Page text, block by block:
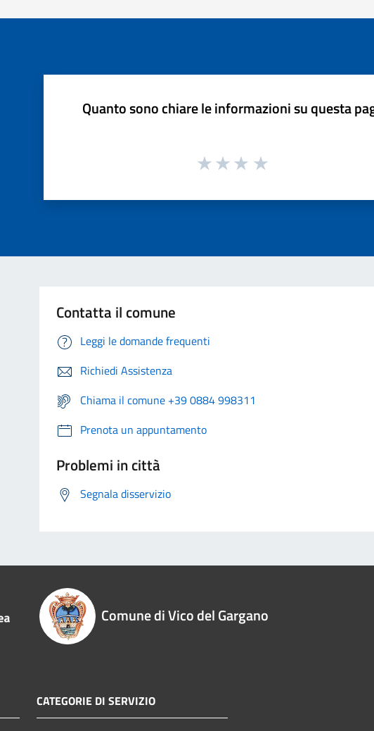
Quanto sono chiare le informazioni su questa
Contatta il comune
Leggi le domande frequenti
Richiedi Assistenza
Chiama il comune +39 0884 998311
Prenota un appuntamento
Problemi in città
Segnala disservizio
Comune di Vico del Gargano
CATEGORIE DI SERVIZIO